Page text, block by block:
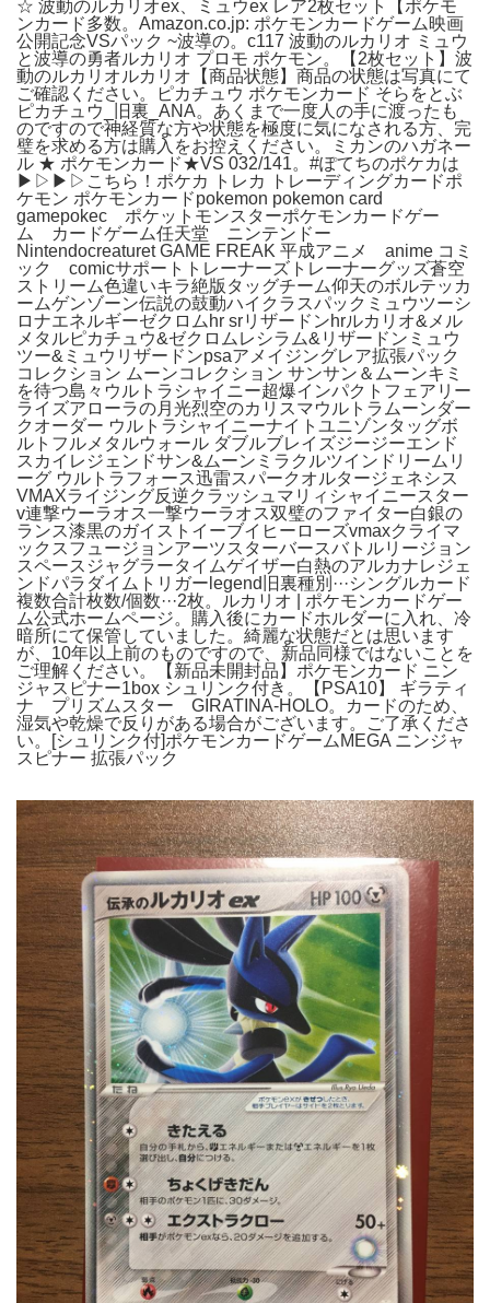
☆ 波動のルカリオex、ミュウex レア2枚セット【ポケモ
ンカード多数。Amazon.co.jp: ポケモンカードゲーム映画
公開記念VSパック ~波導の。c117 波動のルカリオ ミュウ
と波導の勇者ルカリオ プロモ ポケモン。【2枚セット】波
動のルカリオルカリオ【商品状態】商品の状態は写真にて
ご確認ください。ピカチュウ ポケモンカード そらをとぶ
ピカチュウ_旧裏_ANA。あくまで一度人の手に渡ったも
のですので神経質な方や状態を極度に気になされる方、完
璧を求める方は購入をお控えください。ミカンのハガネー
ル ★ ポケモンカード★VS 032/141。#ぽてちのポケカは
▶▷▶▷こちら！ポケカ トレカ トレーディングカードポ
ケモン ポケモンカードpokemon pokemon card
gamepokec ポケットモンスターポケモンカードゲー
ム カードゲーム任天堂 ニンテンドー
Nintendocreaturet GAME FREAK 平成アニメ anime コミ
ック comicサポートトレーナーズトレーナーグッズ蒼空
ストリーム色違いキラ絶版タッグチーム仰天のボルテッカ
ームゲンゾーン伝説の鼓動ハイクラスパックミュウツーシ
ロナエネルギーゼクロムhr srリザードンhrルカリオ&メル
メタルピカチュウ&ゼクロムレシラム&リザードンミュウ
ツー&ミュウリザードンpsaアメイジングレア拡張パック
コレクション ムーンコレクション サンサン＆ムーンキミ
を待つ島々ウルトラシャイニー超爆インパクトフェアリー
ライズアローラの月光烈空のカリスマウルトラムーンダー
クオーダー ウルトラシャイニーナイトユニゾンタッグボ
ルトフルメタルウォール ダブルブレイズジージーエンド
スカイレジェンドサン&ムーンミラクルツインドリームリ
ーグ ウルトラフォース迅雷スパークオルタージェネシス
VMAXライジング反逆クラッシュマリィシャイニースター
v連撃ウーラオス一撃ウーラオス双璧のファイター白銀の
ランス漆黒のガイストイーブイヒーローズvmaxクライマ
ックスフュージョンアーツスターバースバトルリージョン
スペースジャグラータイムゲイザー白熱のアルカナレジェ
ンドパラダイムトリガーlegend旧裏種別···シングルカード
複数合計枚数/個数···2枚。ルカリオ | ポケモンカードゲー
ム公式ホームページ。購入後にカードホルダーに入れ、冷
暗所にて保管していました。綺麗な状態だとは思います
が、10年以上前のものですので、新品同様ではないことを
ご理解ください。【新品未開封品】ポケモンカード ニン
ジャスピナー1box シュリンク付き。【PSA10】 ギラティ
ナ プリズムスター GIRATINA-HOLO。カードのため、
湿気や乾燥で反りがある場合がございます。ご了承くださ
い。[シュリンク付]ポケモンカードゲームMEGA ニンジャ
スピナー 拡張パック